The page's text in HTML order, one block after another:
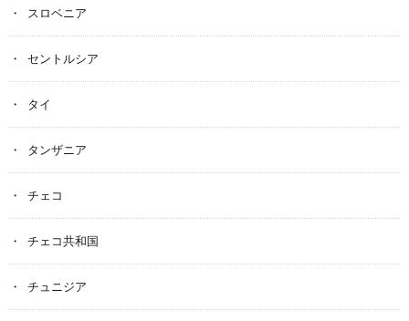
スロベニア
セントルシア
タイ
タンザニア
チェコ
チェコ共和国
チュニジア